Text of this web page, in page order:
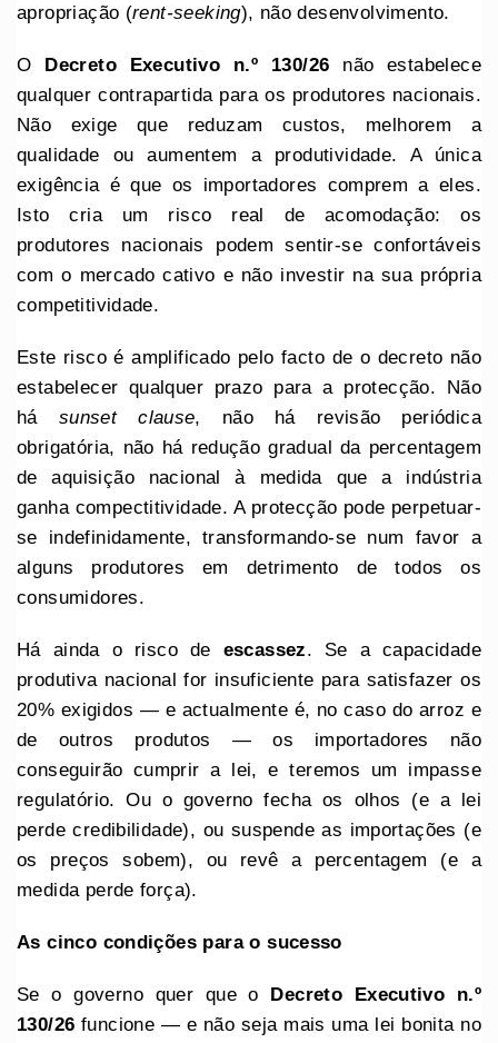
apropriação (rent-seeking), não desenvolvimento.
O Decreto Executivo n.º 130/26 não estabelece
qualquer contrapartida para os produtores nacionais.
Não exige que reduzam custos, melhorem a
qualidade ou aumentem a produtividade. A única
exigência é que os importadores comprem a eles.
Isto cria um risco real de acomodação: os
produtores nacionais podem sentir-se confortáveis
com o mercado cativo e não investir na sua própria
competitividade.
Este risco é amplificado pelo facto de o decreto não
estabelecer qualquer prazo para a protecção. Não
há sunset clause, não há revisão periódica
obrigatória, não há redução gradual da percentagem
de aquisição nacional à medida que a indústria
ganha compectitividade. A protecção pode perpetuar-
se indefinidamente, transformando-se num favor a
alguns produtores em detrimento de todos os
consumidores.
Há ainda o risco de escassez. Se a capacidade
produtiva nacional for insuficiente para satisfazer os
20% exigidos — e actualmente é, no caso do arroz e
de outros produtos — os importadores não
conseguirão cumprir a lei, e teremos um impasse
regulatório. Ou o governo fecha os olhos (e a lei
perde credibilidade), ou suspende as importações (e
os preços sobem), ou revê a percentagem (e a
medida perde força).
As cinco condições para o sucesso
Se o governo quer que o Decreto Executivo n.º
130/26 funcione — e não seja mais uma lei bonita no